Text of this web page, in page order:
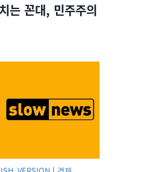
는 꼰대, 민주주의